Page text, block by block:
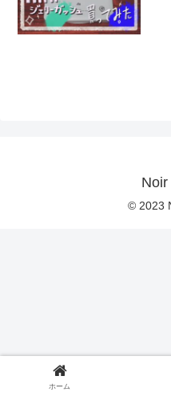
© 2023
ホーム